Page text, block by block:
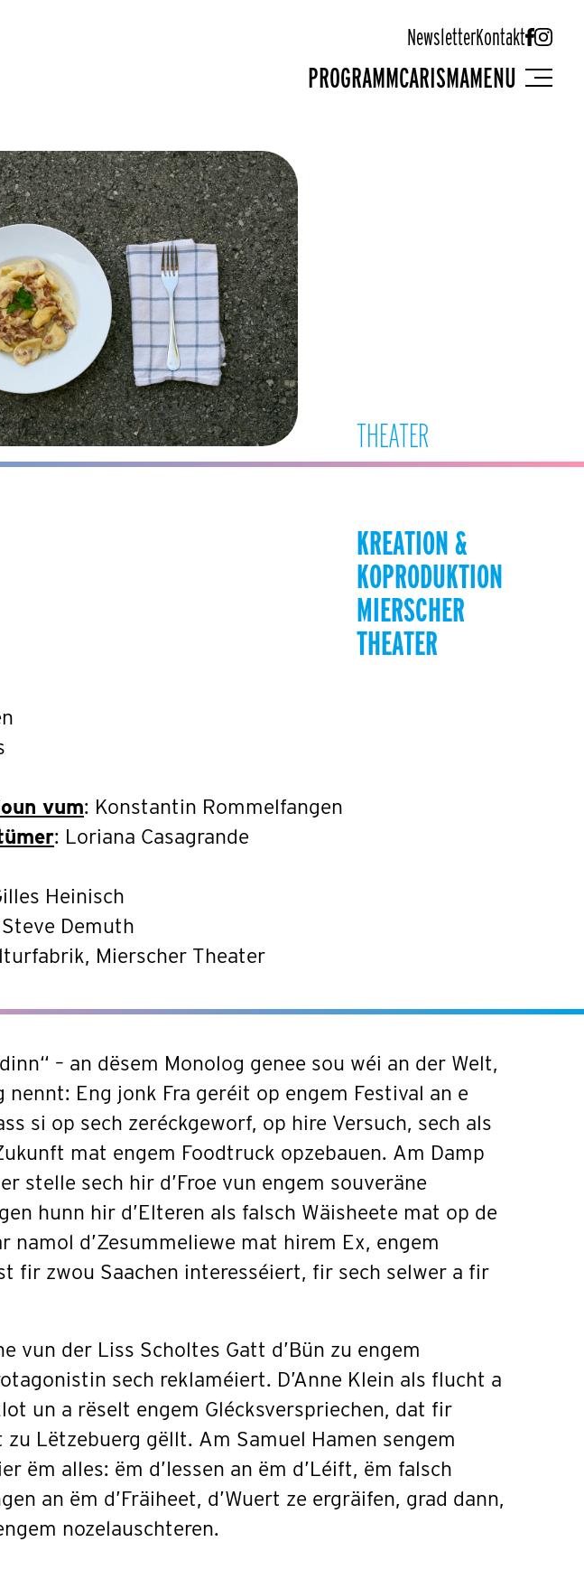
NewsletterKontakt
PROGRAMMCARISMAMENU
THEATER
KREATION &
KOPRODUKTION
MIERSCHER
THEATER
vum: Konstantin Rommelfangen
: Loriana Casagrande
Heinisch
Demuth
Mierscher Theater
– an dësem Monolog genee sou wéi an der Welt,
nennt: Eng jonk Fra geréit op engem Festival an e
si op sech zeréckgeworf, op hire Versuch, sech als
mat engem Foodtruck opzebauen. Am Damp
stelle sech hir d’Froe vun engem souveräne
hunn hir d’Elteren als falsch Wäisheete mat op de
namol d’Zesummeliewe mat hirem Ex, engem
fir zwou Saachen interesséiert, fir sech selwer a fir
vun der Liss Scholtes Gatt d’Bün zu engem
sech reklaméiert. D’Anne Klein als flucht a
un a rëselt engem Glécksverspriechen, dat fir
Lëtzebuerg gëllt. Am Samuel Hamen sengem
ëm alles: ëm d’Iessen an ëm d’Léift, ëm falsch
an ëm d’Fräiheet, d’Wuert ze ergräifen, grad dann,
nozelauschteren.